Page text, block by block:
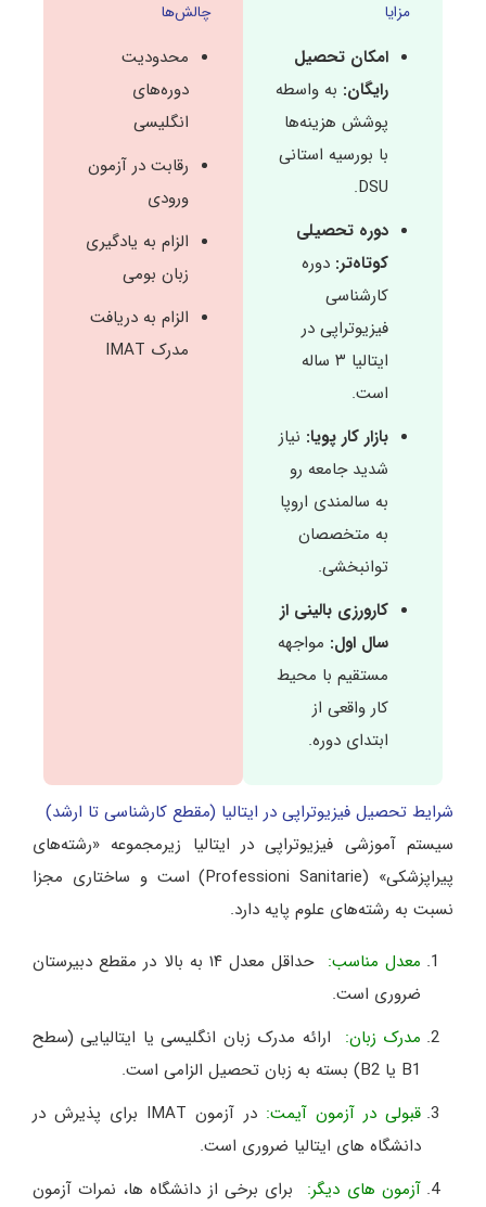
مزایا
امکان تحصیل
رایگان: به واسطه
پوشش هزینه‌ها
با بورسیه استانی
DSU.
دوره تحصیلی
کوتاه‌تر: دوره
کارشناسی
فیزیوتراپی در
ایتالیا ۳ ساله
است.
بازار کار پویا: نیاز
شدید جامعه رو
به سالمندی اروپا
به متخصصان
توانبخشی.
کارورزی بالینی از
سال اول: مواجهه
مستقیم با محیط
کار واقعی از
ابتدای دوره.
چالش‌ها
محدودیت
دوره‌های
انگلیسی
رقابت در آزمون
ورودی
الزام به یادگیری
زبان بومی
الزام به دریافت
مدرک IMAT
شرایط تحصیل فیزیوتراپی در ایتالیا (مقطع کارشناسی تا ارشد)
سیستم آموزشی فیزیوتراپی در ایتالیا زیرمجموعه «رشته‌های
پیراپزشکی» (Professioni Sanitarie) است و ساختاری مجزا
نسبت به رشته‌های علوم پایه دارد.
معدل مناسب:
حداقل معدل ۱۴ به بالا در مقطع دبیرستان
ضروری است.
مدرک زبان: ارائه مدرک زبان انگلیسی یا ایتالیایی (سطح
B1 یا B2) بسته به زبان تحصیل الزامی است.
قبولی در آزمون آیمت:
در آزمون IMAT برای پذیرش در
دانشگاه‌ های ایتالیا ضروری است.
آزمون ‌های دیگر: برای برخی از دانشگاه‌ ها، نمرات آزمون‌